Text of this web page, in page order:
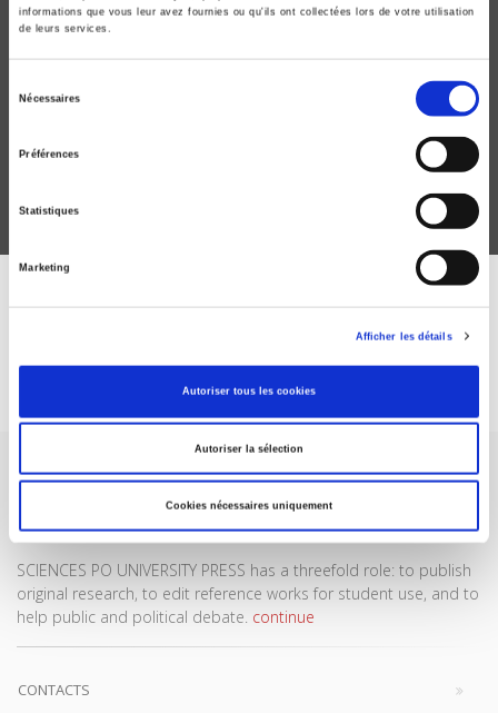
informations que vous leur avez fournies ou qu'ils ont collectées lors de votre utilisation
de leurs services.
Nécessaires
Préférences
Statistiques
Marketing
Afficher les détails
Autoriser tous les cookies
Autoriser la sélection
Cookies nécessaires uniquement
Politiques publiques 3, Les politiques publiques
DISCOVER OUR JOURNALS
Subscribe today
SCIENCES PO UNIVERSITY PRESS has a threefold role: to publish
original research, to edit reference works for student use, and to
help public and political debate. continue
CONTACTS